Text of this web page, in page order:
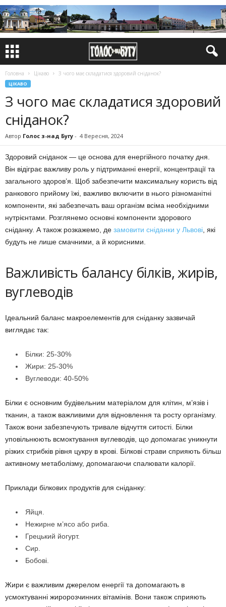
Головна Цікаво З чого має складатися здоровий сніданок?
ЦІКАВО
З чого має складатися здоровий
сніданок?
Автор Голос з-над Бугу - 4 Вересня, 2024
Здоровий сніданок — це основа для енергійного початку дня.
Він відіграє важливу роль у підтриманні енергії, концентрації та
загального здоров’я. Щоб забезпечити максимальну користь від
ранкового прийому їжі, важливо включити в нього різноманітні
компоненти, які забезпечать ваш організм всіма необхідними
нутрієнтами. Розглянемо основні компоненти здорового
сніданку. А також розкажемо, де замовити сніданки у Львові , які
будуть не лише смачними, а й корисними.
Важливість балансу білків, жирів,
вуглеводів
Ідеальний баланс макроелементів для сніданку зазвичай
виглядає так:
Білки: 25-30%
Жири: 25-30%
Вуглеводи: 40-50%
Білки є основним будівельним матеріалом для клітин, м’язів і
тканин, а також важливими для відновлення та росту організму.
Також вони забезпечують тривале відчуття ситості. Білки
уповільнюють всмоктування вуглеводів, що допомагає уникнути
різких стрибків рівня цукру в крові. Білкові страви сприяють більш
активному метаболізму, допомагаючи спалювати калорії.
Приклади білкових продуктів для сніданку:
Яйця.
Нежирне м’ясо або риба.
Грецький йогурт.
Сир.
Бобові.
Жири є важливим джерелом енергії та допомагають в
усмоктуванні жиророзчинних вітамінів. Вони також сприяють